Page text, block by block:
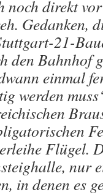
noch direkt
Gedanken,
21-
den Bahnhof
einmal
werden
Flügel.
nur
in denen es